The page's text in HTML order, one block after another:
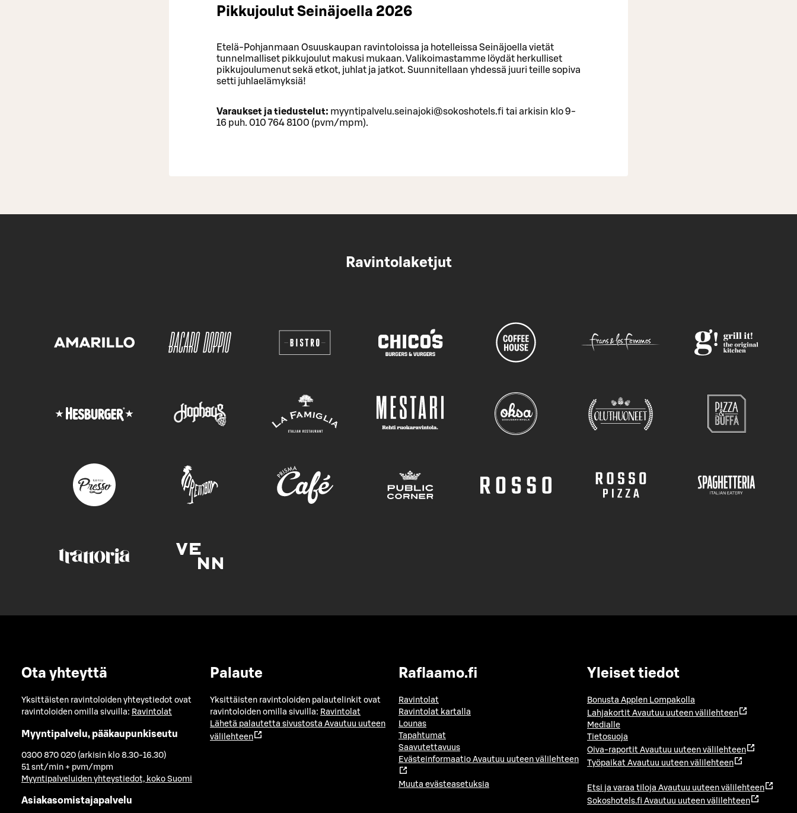
Pikkujoulut Seinäjoella 2026
Etelä-Pohjanmaan Osuuskaupan ravintoloissa ja hotelleissa Seinäjoella vietät
tunnelmalliset pikkujoulut makusi mukaan. Valikoimastamme löydät herkulliset
pikkujoulumenut sekä etkot, juhlat ja jatkot. Suunnitellaan yhdessä juuri teille sopiva
setti juhlaelämyksiä!
Varaukset ja tiedustelut: myyntipalvelu.seinajoki@sokoshotels.fi tai arkisin klo 9-
16 puh. 010 764 8100 (pvm/mpm).
Ravintolaketjut
Ota yhteyttä
Yksittäisten ravintoloiden yhteystiedot ovat
ravintoloiden omilla sivuilla: Ravintolat
Myyntipalvelu, pääkaupunkiseutu
0300 870 020 (arkisin klo 8.30-16.30)
51 snt/min + pvm/mpm
Myyntipalveluiden yhteystiedot, koko Suomi
Asiakasomistajapalvelu
Palaute
Yksittäisten ravintoloiden palautelinkit ovat
ravintoloiden omilla sivuilla: Ravintolat
Lähetä palautetta sivustosta Avautuu uuteen
välilehteen
Raflaamo.fi
Ravintolat
Ravintolat kartalla
Lounas
Tapahtumat
Saavutettavuus
Evästeinformaatio Avautuu uuteen välilehteen
Muuta evästeasetuksia
Yleiset tiedot
Bonusta Applen Lompakolla
Lahjakortit Avautuu uuteen välilehteen
Medialle
Tietosuoja
Oiva-raportit Avautuu uuteen välilehteen
Työpaikat Avautuu uuteen välilehteen
Etsi ja varaa tiloja Avautuu uuteen välilehteen
Sokoshotels.fi Avautuu uuteen välilehteen